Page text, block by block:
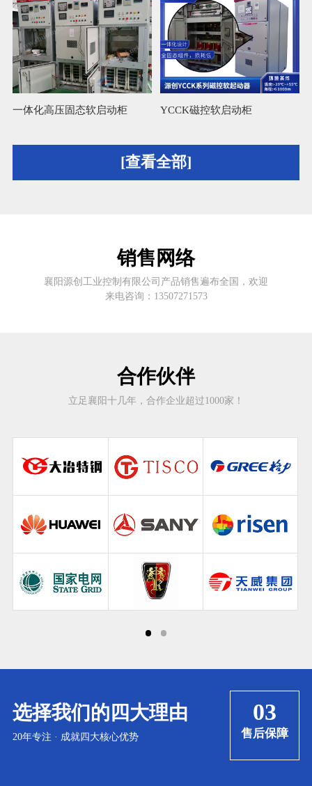
一体化高压固态软启动柜 YCCK磁控软启动柜
[查看全部]
销售网络
襄阳源创工业控制有限公司产品销售遍布全国，欢迎
来电咨询：13507271573
合作伙伴
立足襄阳十几年，合作企业超过1000家！
选择我们的四大理由
20年专注 · 成就四大核心优势
04
诚信共赢